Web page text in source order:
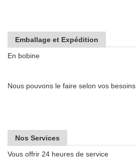
Emballage et Expédition
En bobine
Nous pouvons le faire selon vos besoins.
Nos Services
Vous offrir 24 heures de service